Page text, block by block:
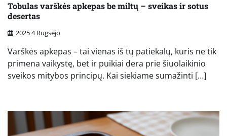
Tobulas varškės apkepas be miltų – sveikas ir sotus
desertas
2025 4 Rugsėjo
Varškės apkepas – tai vienas iš tų patiekalų, kuris ne tik
primena vaikystę, bet ir puikiai dera prie šiuolaikinio
sveikos mitybos principų. Kai siekiame sumažinti […]